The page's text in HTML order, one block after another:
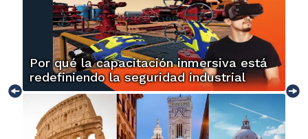
Por qué la capacitación inmersiva está
redefiniendo la seguridad industrial